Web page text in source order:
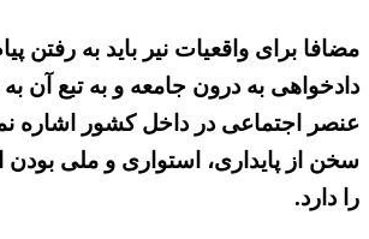
مضافا برای واقعیات نیر باید به رفتن
دادخواهی به درون جامعه و به تبع آن
عنصر اجتماعی در داخل کشور اشاره
سخن از پایداری، استواری و ملی
را دارد.